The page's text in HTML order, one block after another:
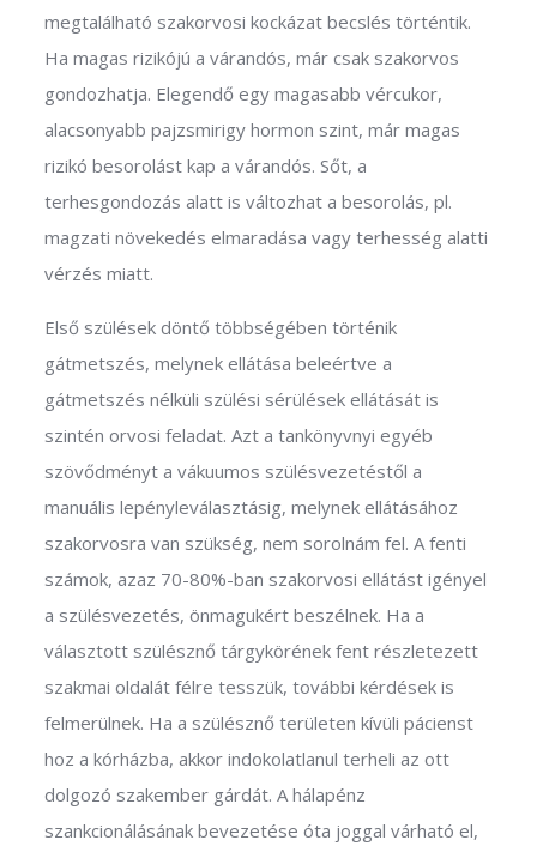
megtalálható szakorvosi kockázat becslés történtik.
Ha magas rizikójú a várandós, már csak szakorvos
gondozhatja. Elegendő egy magasabb vércukor,
alacsonyabb pajzsmirigy hormon szint, már magas
rizikó besorolást kap a várandós. Sőt, a
terhesgondozás alatt is változhat a besorolás, pl.
magzati növekedés elmaradása vagy terhesség alatti
vérzés miatt.
Első szülések döntő többségében történik
gátmetszés, melynek ellátása beleértve a
gátmetszés nélküli szülési sérülések ellátását is
szintén orvosi feladat. Azt a tankönyvnyi egyéb
szövődményt a vákuumos szülésvezetéstől a
manuális lepényleválasztásig, melynek ellátásához
szakorvosra van szükség, nem sorolnám fel. A fenti
számok, azaz 70-80%-ban szakorvosi ellátást igényel
a szülésvezetés, önmagukért beszélnek. Ha a
választott szülésznő tárgykörének fent részletezett
szakmai oldalát félre tesszük, további kérdések is
felmerülnek. Ha a szülésznő területen kívüli pácienst
hoz a kórházba, akkor indokolatlanul terheli az ott
dolgozó szakember gárdát. A hálapénz
szankcionálásának bevezetése óta joggal várható el,